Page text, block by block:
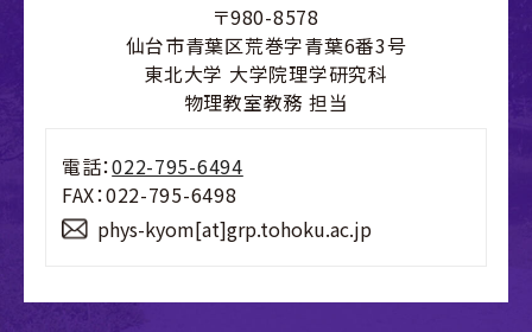
〒980-8578
仙台市青葉区荒巻字青葉6番3号
東北大学 大学院理学研究科
物理教室教務 担当
電話：022-795-6494
FAX：022-795-6498
phys-kyom[at]grp.tohoku.ac.jp